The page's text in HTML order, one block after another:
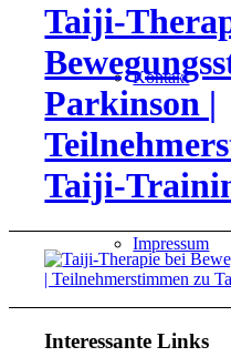
Kontakt
Impressum
Taiji-
Parkinson |
Taiji-
Interessante Links